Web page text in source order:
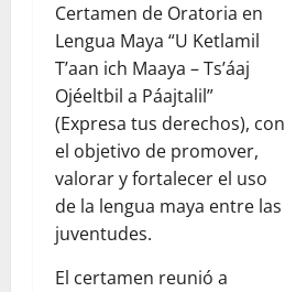
Certamen de Oratoria en
Lengua Maya “U Ketlamil
T’aan ich Maaya – Ts’áaj
Ojéeltbil a Páajtalil”
(Expresa tus derechos), con
el objetivo de promover,
valorar y fortalecer el uso
de la lengua maya entre las
juventudes.
El certamen reunió a